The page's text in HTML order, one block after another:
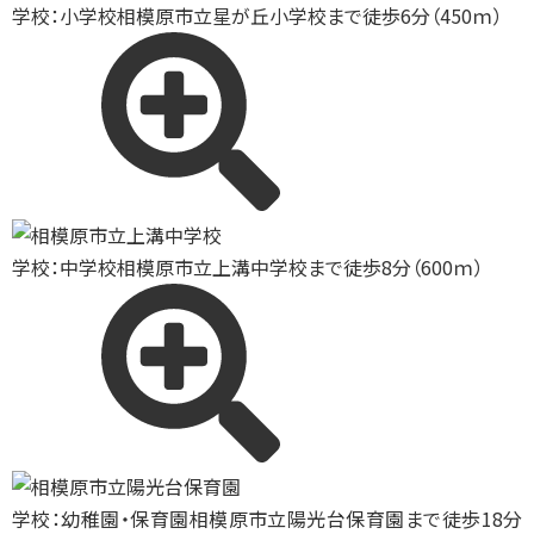
学校：小学校相模原市立星が丘小学校まで徒歩6分（450ｍ）
学校：中学校相模原市立上溝中学校まで徒歩8分（600ｍ）
学校：幼稚園・保育園相模原市立陽光台保育園まで徒歩18分